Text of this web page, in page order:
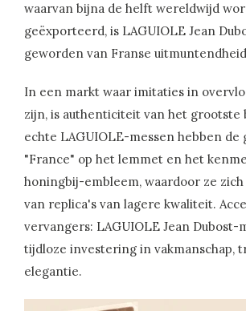
waarvan bijna de helft wereldwijd
geëxporteerd, is LAGUIOLE Jean
geworden van Franse
In een markt waar imitaties in
zijn, is authenticiteit van het grootste
echte LAGUIOLE-messen hebben de
"France" op het lemmet en het
honingbij-embleem, waardoor ze
van replica's van lagere kwaliteit.
vervangers: LAGUIOLE Jean Dubost-
tijdloze investering in vakmanschap,
elegantie.